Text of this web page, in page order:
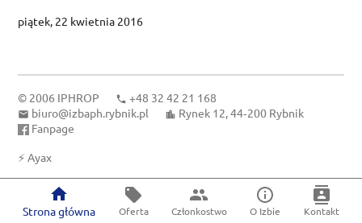
piątek, 22 kwietnia 2016
© 2006 IPHROP
+48 32 42 21 168
biuro@izbaph.rybnik.pl
Rynek 12, 44‑200 Rybnik
Fanpage
⚡ Ayax
Strona główna Oferta Członkostwo O Izbie Kontakt